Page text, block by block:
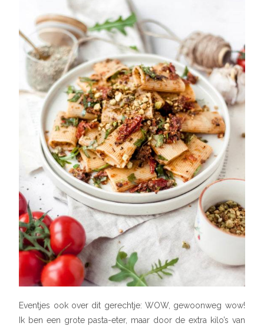
Eventjes ook over dit gerechtje: WOW, gewoonweg wow!
Ik ben een grote pasta-eter, maar door de extra kilo’s van